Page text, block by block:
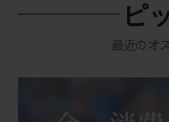
ピ
最近のオ